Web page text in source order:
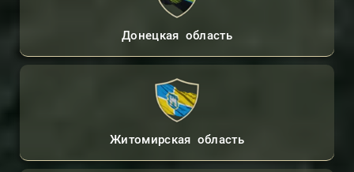
Донецкая область
Житомирская область